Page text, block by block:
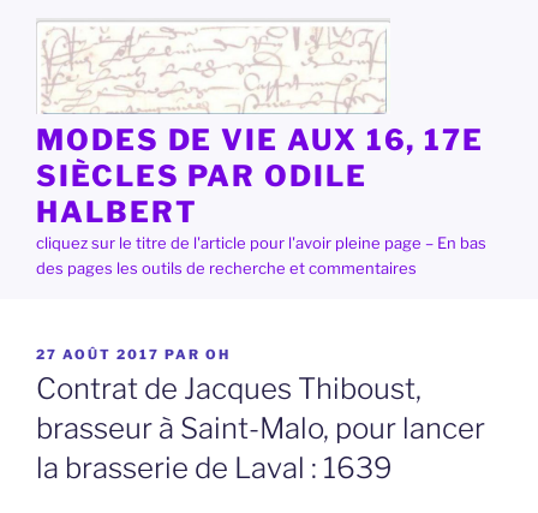
contenu
principal
MODES DE VIE AUX 16, 17E
SIÈCLES PAR ODILE
HALBERT
cliquez sur le titre de l'article pour l'avoir pleine page – En bas
des pages les outils de recherche et commentaires
PUBLIÉ
LE
27 AOÛT 2017 PAR OH
Contrat de Jacques Thiboust,
brasseur à Saint-Malo, pour lancer
la brasserie de Laval : 1639